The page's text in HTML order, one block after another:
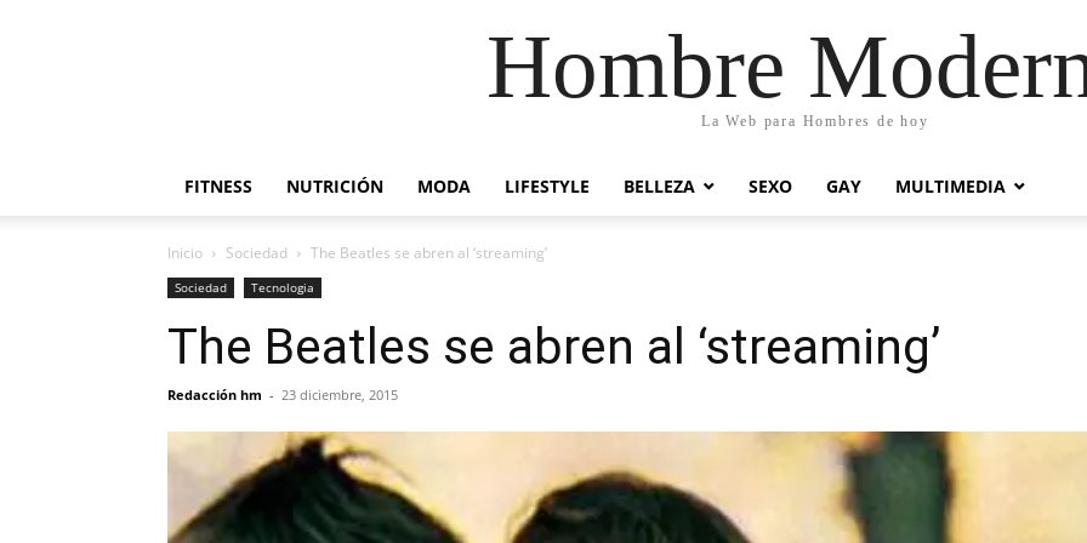
Hombre
La Web para Hombres de hoy
FITNESS NUTRICIÓN MODA LIFESTYLE BELLEZA SEXO GAY MULTIMEDIA
Inicio Sociedad The Beatles se abren al ‘streaming’
Sociedad Tecnologia
The Beatles se abren al ‘streaming’
Redacción hm - 23 diciembre, 2015